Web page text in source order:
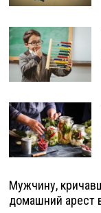
Мужчину,
домашний арест